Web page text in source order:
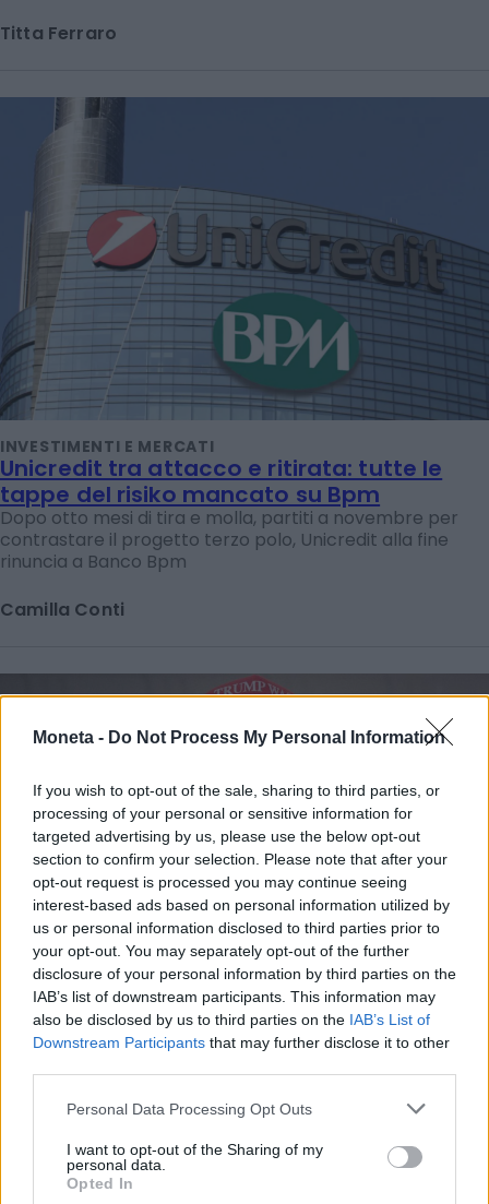
Moneta - Do Not Process My Personal Information
If you wish to opt-out of the sale, sharing to third parties, or
processing of your personal or sensitive information for
targeted advertising by us, please use the below opt-out
section to confirm your selection. Please note that after your
opt-out request is processed you may continue seeing
interest-based ads based on personal information utilized by
us or personal information disclosed to third parties prior to
your opt-out. You may separately opt-out of the further
disclosure of your personal information by third parties on the
IAB’s list of downstream participants. This information may
also be disclosed by us to third parties on the IAB’s List of
Downstream Participants that may further disclose it to other
Personal Data Processing Opt Outs
I want to opt-out of the Sharing of my
personal data.
Opted In
Titta Ferraro
INVESTIMENTI E MERCATI
Unicredit tra attacco e ritirata: tutte le
tappe del risiko mancato su Bpm
Dopo otto mesi di tira e molla, partiti a novembre per
contrastare il progetto terzo polo, Unicredit alla fine
rinuncia a Banco Bpm
Camilla Conti
AUTOMOTIVE
E' il giorno di Tesla: Wall Street attende
Musk al varco su tre snodi chiave
Stasera i conti del secondo trimestre. Dal ceo attese
indicazioni su robotaxi e altre iniziative. Rischio volatilità
sul titolo
Titta Ferraro